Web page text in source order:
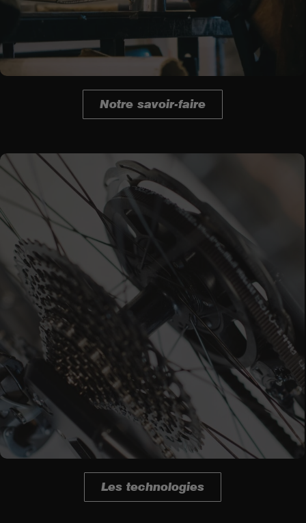
Notre savoir-faire
Les technologies